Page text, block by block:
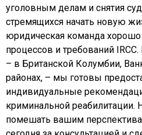
уголовным делам и снятия
стремящихся начать новую
юридическая команда хорошо
процессов и требований
– в Британской Колумбии,
районах, – мы готовы
индивидуальные
криминальной реабилитации.
помешать вашим